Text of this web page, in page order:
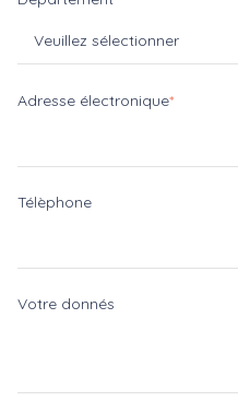
Adresse électronique*
Télèphone
Votre donnés